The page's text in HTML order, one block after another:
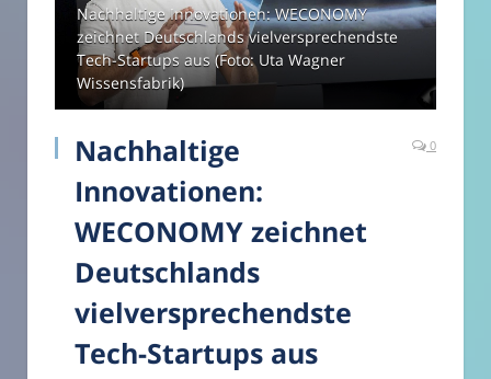
Nachhaltige Innovationen: WECONOMY
zeichnet Deutschlands vielversprechendste
Tech-Startups aus (Foto: Uta Wagner
Wissensfabrik)
Nachhaltige
Innovationen:
WECONOMY zeichnet
Deutschlands
vielversprechendste
Tech-Startups aus
0